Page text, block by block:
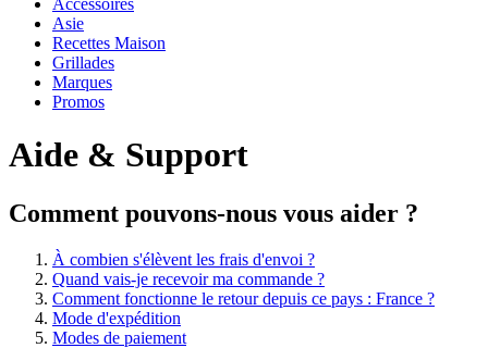
Accessoires
Asie
Recettes Maison
Grillades
Marques
Promos
Aide & Support
Comment pouvons-nous vous aider ?
À combien s'élèvent les frais d'envoi ?
Quand vais-je recevoir ma commande ?
Comment fonctionne le retour depuis ce pays : France ?
Mode d'expédition
Modes de paiement